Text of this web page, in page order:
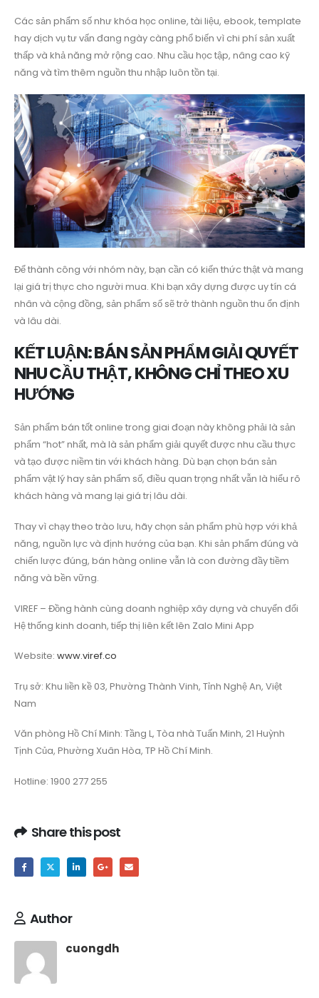
Các sản phẩm số như khóa học online, tài liệu, ebook, template
hay dịch vụ tư vấn đang ngày càng phổ biến vì chi phí sản xuất
thấp và khả năng mở rộng cao. Nhu cầu học tập, nâng cao kỹ
năng và tìm thêm nguồn thu nhập luôn tồn tại.
Để thành công với nhóm này, bạn cần có kiến thức thật và mang
lại giá trị thực cho người mua. Khi bạn xây dựng được uy tín cá
nhân và cộng đồng, sản phẩm số sẽ trở thành nguồn thu ổn định
và lâu dài.
KẾT LUẬN: BÁN SẢN PHẨM GIẢI QUYẾT
NHU CẦU THẬT, KHÔNG CHỈ THEO XU
HƯỚNG
Sản phẩm bán tốt online trong giai đoạn này không phải là sản
phẩm “hot” nhất, mà là sản phẩm giải quyết được nhu cầu thực
và tạo được niềm tin với khách hàng. Dù bạn chọn bán sản
phẩm vật lý hay sản phẩm số, điều quan trọng nhất vẫn là hiểu rõ
khách hàng và mang lại giá trị lâu dài.
Thay vì chạy theo trào lưu, hãy chọn sản phẩm phù hợp với khả
năng, nguồn lực và định hướng của bạn. Khi sản phẩm đúng và
chiến lược đúng, bán hàng online vẫn là con đường đầy tiềm
năng và bền vững.
VIREF – Đồng hành cùng doanh nghiệp xây dựng và chuyển đổi
Hệ thống kinh doanh, tiếp thị liên kết lên Zalo Mini App
Website: www.viref.co
Trụ sở: Khu liền kề 03, Phường Thành Vinh, Tỉnh Nghệ An, Việt
Nam
Văn phòng Hồ Chí Minh: Tầng L, Tòa nhà Tuấn Minh, 21 Huỳnh
Tịnh Của, Phường Xuân Hòa, TP Hồ Chí Minh.
Hotline: 1900 277 255
Share this post
Author
cuongdh